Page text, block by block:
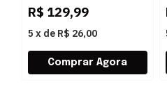
R$ 129,99
5 x de R$ 26,00